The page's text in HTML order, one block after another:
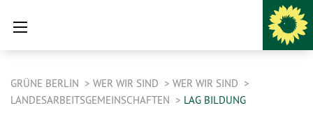
GRÜNE BERLIN WER WIR SIND
WER WIR SIND
LANDESARBEITSGEMEINSCHAFTEN
LAG BILDUNG